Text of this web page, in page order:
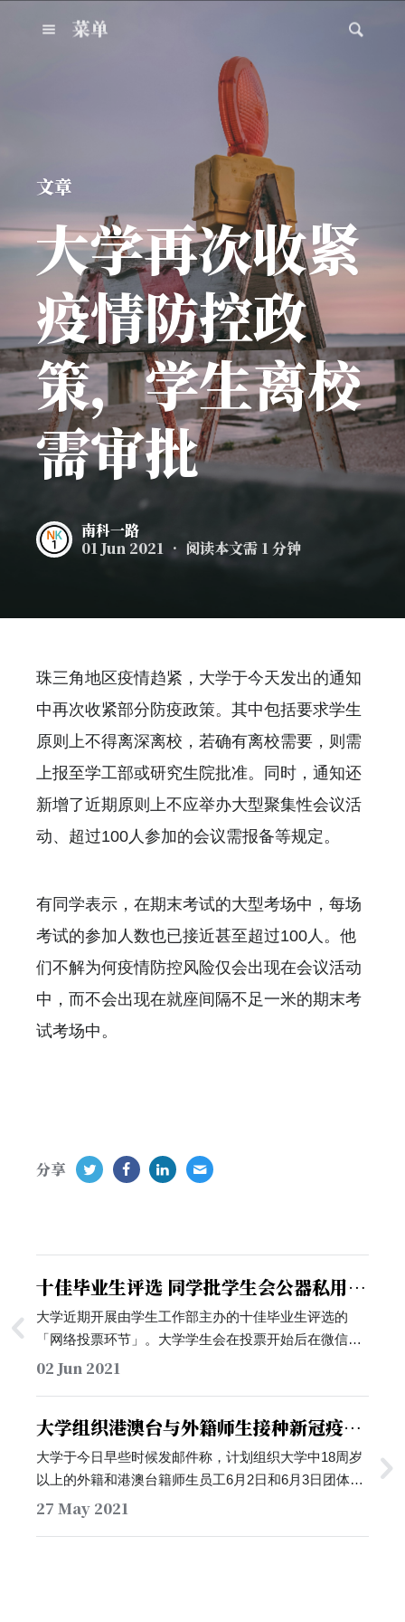
菜单
文章
大学再次收紧
疫情防控政
策，学生离校
需审批
南科一路
01 Jun 2021 • 阅读本文需 1 分钟
珠三角地区疫情趋紧，大学于今天发出的通知
中再次收紧部分防疫政策。其中包括要求学生
原则上不得离深离校，若确有离校需要，则需
上报至学工部或研究生院批准。同时，通知还
新增了近期原则上不应举办大型聚集性会议活
动、超过100人参加的会议需报备等规定。
有同学表示，在期末考试的大型考场中，每场
考试的参加人数也已接近甚至超过100人。他
们不解为何疫情防控风险仅会出现在会议活动
中，而不会出现在就座间隔不足一米的期末考
试考场中。
分享
十佳毕业生评选 同学批学生会公器私用拉
票
大学近期开展由学生工作部主办的十佳毕业生评选的
「网络投票环节」。大学学生会在投票开始后在微信公
众号发布推送，以《十佳正当时，苏苏来助力》为题，
02 Jun 2021
大学组织港澳台与外籍师生接种新冠疫
苗，自费接种定价100元
大学于今日早些时候发邮件称，计划组织大学中18周岁
以上的外籍和港澳台籍师生员工6月2日和6月3日团体，
预约香港大学深圳医院接种国产新冠疫苗。根据邮件，
27 May 2021